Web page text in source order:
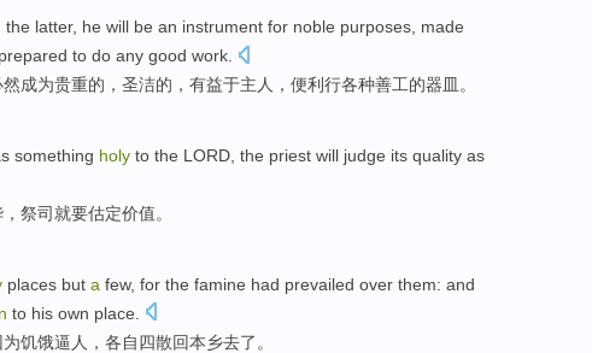
the latter, he will be an instrument for noble purposes, made
to do any good work
然成为贵重的， 圣洁的， 有益于主人 ，便利 行各种善工的器皿 。
something holy to the LORD , the priest will judge its quality as
， 祭司就要估定价值。
places but a few, for the famine had prevailed over them: and
to his own place.
为饥饿逼人 ，各自四散回本乡去了。